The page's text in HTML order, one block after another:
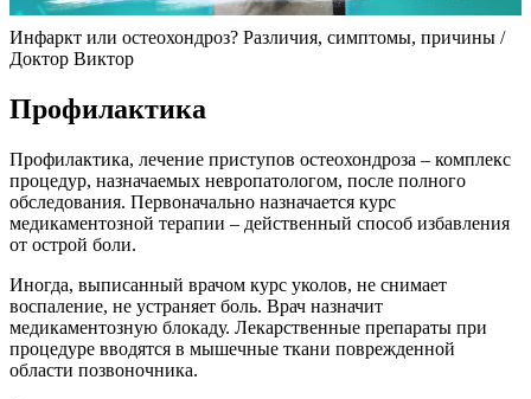
Инфаркт или остеохондроз? Различия, симптомы, причины /
Доктор Виктор
Профилактика
Профилактика, лечение приступов остеохондроза – комплекс
процедур, назначаемых невропатологом, после полного
обследования. Первоначально назначается курс
медикаментозной терапии – действенный способ избавления
от острой боли.
Иногда, выписанный врачом курс уколов, не снимает
воспаление, не устраняет боль. Врач назначит
медикаментозную блокаду. Лекарственные препараты при
процедуре вводятся в мышечные ткани поврежденной
области позвоночника.